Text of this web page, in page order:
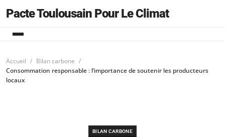
Pacte Toulousain Pour Le Climat
Accueil
Bilan carbone
Consommation responsable : l’importance de soutenir les producteurs
locaux
BILAN CARBONE